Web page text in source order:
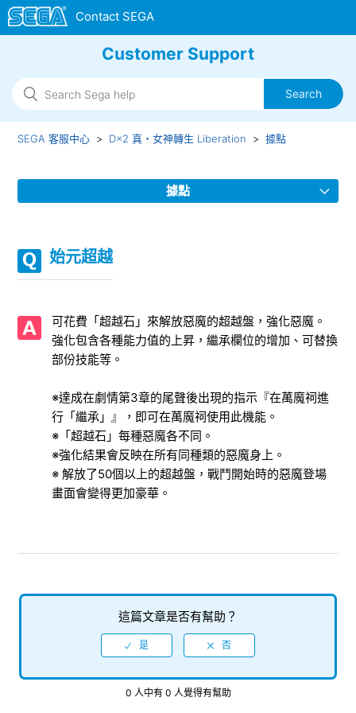
Customer Support
SEGA 客服中心 D×2 真・女神轉生 Liberation 據點
據點
二身合體
出售惡魔
多身合體
始元超越
始元超越的擴張技能的機能
思念融合
始元超越
可花費「超越石」來解放惡魔的超越盤，強化惡魔。
強化包含各種能力值的上昇，繼承欄位的增加、可替換
部份技能等。
※達成在劇情第3章的尾聲後出現的指示『在萬魔祠進
行「繼承」』，即可在萬魔祠使用此機能。
※「超越石」每種惡魔各不同。
※強化結果會反映在所有同種類的惡魔身上。
※ 解放了50個以上的超越盤，戰鬥開始時的惡魔登場
畫面會變得更加豪華。
這篇文章是否有幫助？
0 人中有 0 人覺得有幫助